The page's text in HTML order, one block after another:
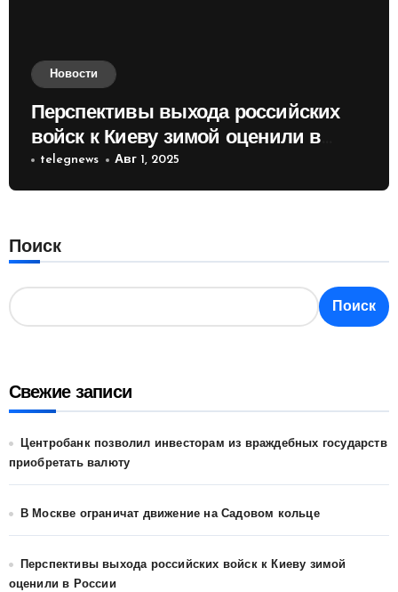
Новости
Перспективы выхода российских
войск к Киеву зимой оценили в
России
telegnews Авг 1, 2025
Поиск
Поиск
Свежие записи
Центробанк позволил инвесторам из враждебных государств
приобретать валюту
В Москве ограничат движение на Садовом кольце
Перспективы выхода российских войск к Киеву зимой
оценили в России